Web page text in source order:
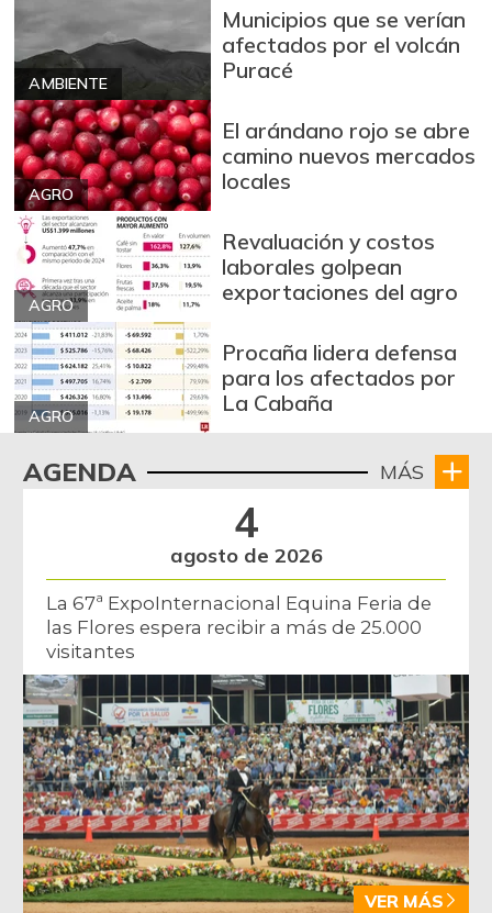
07/25/2026 +6,55%
Uva Isabela
07/25/2026
Uva roja
07/25/2026
$ 8.500,00
Zanahoria
07/25/2026 -0,44%
plátano hartón
verde
12/06/2025
$ 2.500,00
FUENTE: SIPSA (Sistema de Información
de Precios), DANE.
AMBIENTE
Municipios que se verían
afectados por el volcán
Puracé
AGRO
El arándano rojo se abre
camino nuevos mercados
locales
AGRO
Revaluación y costos
laborales golpean
exportaciones del agro
AGRO
Procaña lidera defensa
para los afectados por
La Cabaña
AGENDA MÁS
4
agosto de 2026
La 67ª ExpoInternacional Equina Feria de
las Flores espera recibir a más de 25.000
visitantes
VER MÁS